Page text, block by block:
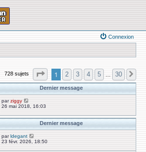
Connexion
728 sujets Page sur30
1 2 3 4 5 30
Dernier message
parziggy
26 mai 2018, 16:03
Dernier message
parldegant
23 févr. 2026, 18:50